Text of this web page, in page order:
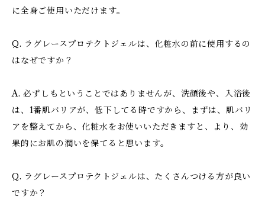
に全身ご使用いただけます。
Q. ラグレースプロテクトジェルは、化粧水の前に使用するの
はなぜですか？
A. 必ずしもということではありませんが、洗顔後や、入浴後
は、1番肌バリアが、低下してる時ですから、まずは、肌バリ
アを整えてから、化粧水をお使いいただきますと、より、効
果的にお肌の潤いを保てると思います。
Q. ラグレースプロテクトジェルは、たくさんつける方が良い
ですか？